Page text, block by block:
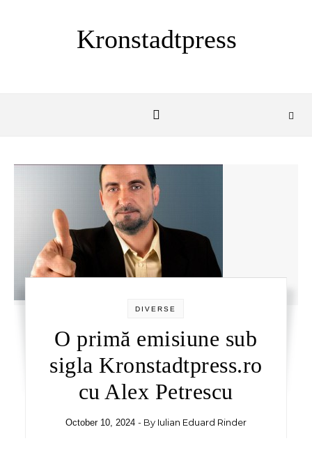
Kronstadtpress
DIVERSE
O primă emisiune sub
sigla Kronstadtpress.ro
cu Alex Petrescu
October 10, 2024 - By Iulian Eduard Rinder